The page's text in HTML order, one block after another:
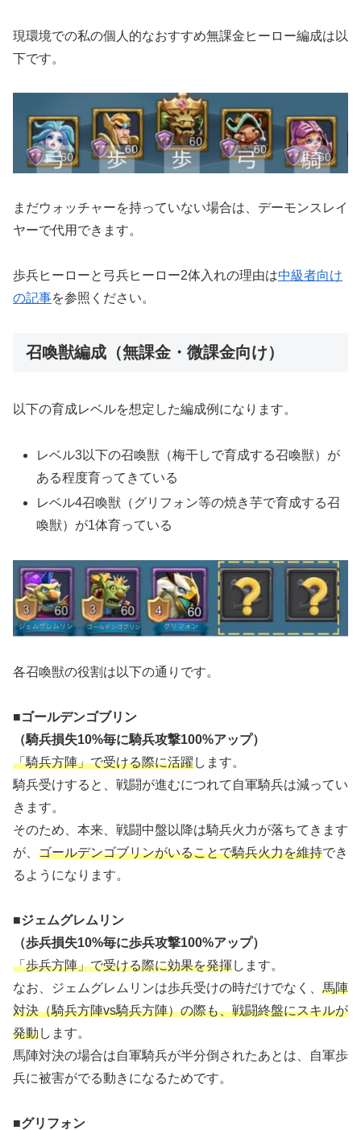
現環境での私の個人的なおすすめ無課金ヒーロー編成は以
下です。
まだウォッチャーを持っていない場合は、デーモンスレイ
ヤーで代用できます。
歩兵ヒーローと弓兵ヒーロー2体入れの理由は中級者向け
の記事を参照ください。
召喚獣編成（無課金・微課金向け）
以下の育成レベルを想定した編成例になります。
レベル3以下の召喚獣（梅干しで育成する召喚獣）が
ある程度育ってきている
レベル4召喚獣（グリフォン等の焼き芋で育成する召
喚獣）が1体育っている
各召喚獣の役割は以下の通りです。
■ゴールデンゴブリン
（騎兵損失10%毎に騎兵攻撃100%アップ）
「騎兵方陣」で受ける際に活躍します。
騎兵受けすると、戦闘が進むにつれて自軍騎兵は減ってい
きます。
そのため、本来、戦闘中盤以降は騎兵火力が落ちてきます
が、 ゴールデンゴブリンがいることで騎兵火力を維持でき
るようになります。
■ジェムグレムリン
（歩兵損失10%毎に歩兵攻撃100%アップ）
「歩兵方陣」で受ける際に効果を発揮します。
なお、ジェムグレムリンは歩兵受けの時だけでなく、 馬陣
対決（騎兵方陣vs騎兵方陣）の際も、戦闘終盤にスキルが
発動します。
馬陣対決の場合は自軍騎兵が半分倒されたあとは、自軍歩
兵に被害がでる動きになるためです。
■グリフォン